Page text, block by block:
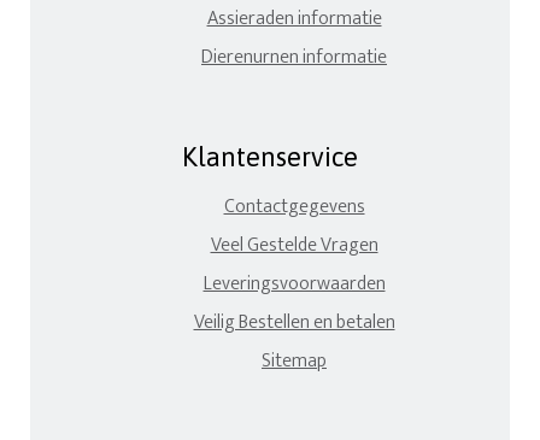
Assieraden informatie
Dierenurnen informatie
Klantenservice
Contactgegevens
Veel Gestelde Vragen
Leveringsvoorwaarden
Veilig Bestellen en betalen
Sitemap